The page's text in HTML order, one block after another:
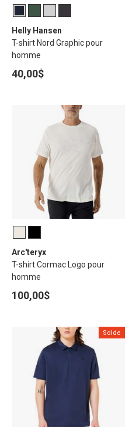
Helly Hansen
T-shirt Nord Graphic pour
homme
40,00$
Arc'teryx
T-shirt Cormac Logo pour
homme
100,00$
Solde